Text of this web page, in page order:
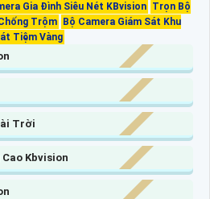
Gia Đình Siêu Nét KBvision Trọn Bộ
Trộm
Bộ Camera Giám Sát Khu
Tiệm Vàng
Trời
Kbvision